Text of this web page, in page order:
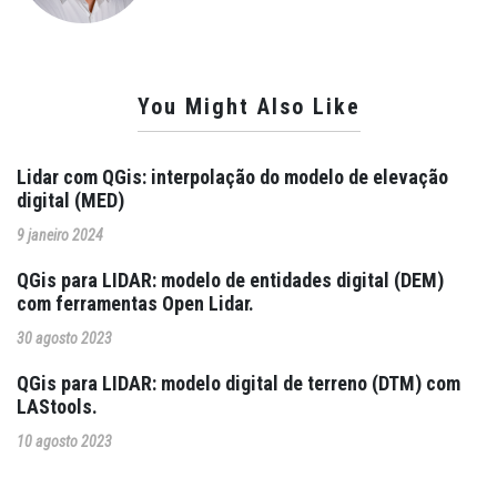
You Might Also Like
Lidar com QGis: interpolação do modelo de elevação
digital (MED)
9 janeiro 2024
QGis para LIDAR: modelo de entidades digital (DEM)
com ferramentas Open Lidar.
30 agosto 2023
QGis para LIDAR: modelo digital de terreno (DTM) com
LAStools.
10 agosto 2023